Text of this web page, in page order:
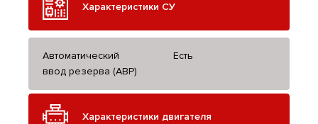
Характеристики СУ
Автоматический
ввод резерва (АВР)
Есть
Характеристики двигателя